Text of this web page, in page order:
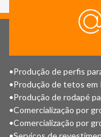
•Produção de perfis
•Produção de tetos
•Produção de rodapé
•Comercialização por
•Comercialização por